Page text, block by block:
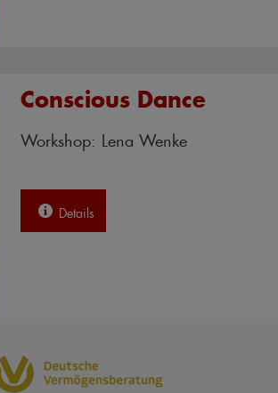
Conscious Dance
Workshop: Lena Wenke
Details